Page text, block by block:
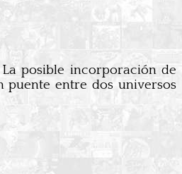
posible incorporación de
entre dos universos